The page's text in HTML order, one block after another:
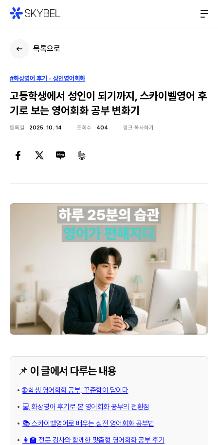
목록으로
#화상영어 후기 - 성인영어회화
고등학생에서 성인이 되기까지, 스카이벨영어 후
기로 보는 영어회화 공부 변화기
등록일 2025. 10. 14 조회수 404 링크 복사하기
📌 이 글에서 다루는 내용
🌐 학생 영어회화 공부, 꾸준함이 답이다
💻 화상영어 후기로 본 영어회화 공부의 전환점
📚 스카이벨영어로 배우는 실전 영어회화 공부법
👩‍🏫 전문 강사와 함께한 맞춤형 영어회화 공부 후기